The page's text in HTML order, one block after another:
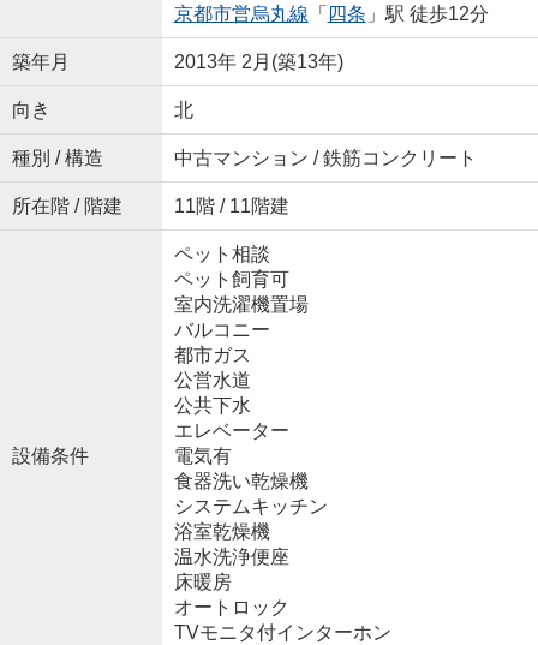
京都市営烏丸線 「 四条 」駅 徒歩12分
築年月 2013年 2月(築13年)
向き 北
種別 / 構造 中古マンション / 鉄筋コンクリート
所在階 / 階建 11階 / 11階建
設備条件
ペット相談
ペット飼育可
室内洗濯機置場
バルコニー
都市ガス
公営水道
公共下水
エレベーター
電気有
食器洗い乾燥機
システムキッチン
浴室乾燥機
温水洗浄便座
床暖房
オートロック
TVモニタ付インターホン